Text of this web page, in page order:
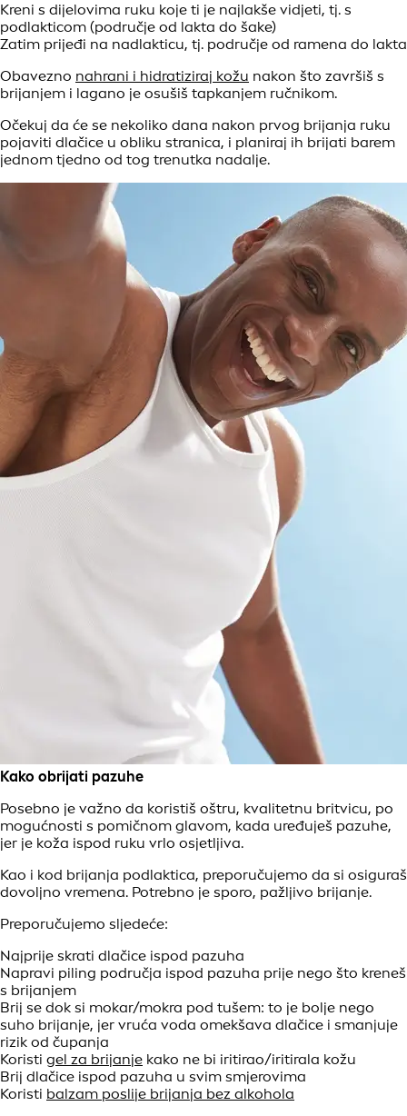
Kreni s dijelovima ruku koje ti je najlakše vidjeti, tj. s
podlakticom (područje od lakta do šake)
Zatim prijeđi na nadlakticu, tj. područje od ramena do lakta
Obavezno nahrani i hidratiziraj kožu nakon što završiš s
brijanjem i lagano je osušiš tapkanjem ručnikom.
Očekuj da će se nekoliko dana nakon prvog brijanja ruku
pojaviti dlačice u obliku stranica, i planiraj ih brijati barem
jednom tjedno od tog trenutka nadalje.
Kako obrijati pazuhe
Posebno je važno da koristiš oštru, kvalitetnu britvicu, po
mogućnosti s pomičnom glavom, kada uređuješ pazuhe,
jer je koža ispod ruku vrlo osjetljiva.
Kao i kod brijanja podlaktica, preporučujemo da si osiguraš
dovoljno vremena. Potrebno je sporo, pažljivo brijanje.
Preporučujemo sljedeće:
Najprije skrati dlačice ispod pazuha
Napravi piling područja ispod pazuha prije nego što kreneš
s brijanjem
Brij se dok si mokar/mokra pod tušem: to je bolje nego
suho brijanje, jer vruća voda omekšava dlačice i smanjuje
rizik od čupanja
Koristi gel za brijanje kako ne bi iritirao/iritirala kožu
Brij dlačice ispod pazuha u svim smjerovima
Koristi balzam poslije brijanja bez alkohola